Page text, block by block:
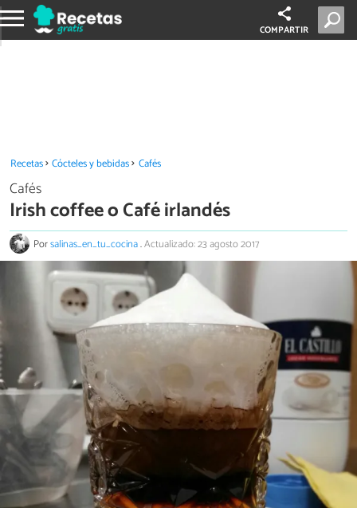
COMPARTIR
Recetas Cócteles y bebidas Cafés
Cafés
Irish coffee o Café irlandés
Porsalinas_en_tu_cocina.Actualizado: 23 agosto 2017